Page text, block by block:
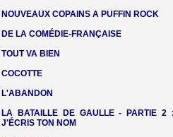
NOUVEAUX COPAINS A PUFFIN ROCK
DE LA COMÉDIE-FRANÇAISE
TOUT VA BIEN
COCOTTE
L'ABANDON
LA BATAILLE DE GAULLE - PARTIE 2
J'ÉCRIS TON NOM